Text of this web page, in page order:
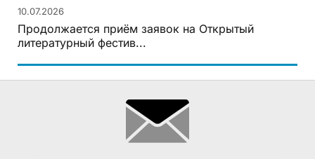
10.07.2026
Продолжается приём заявок на Открытый
литературный фестив...